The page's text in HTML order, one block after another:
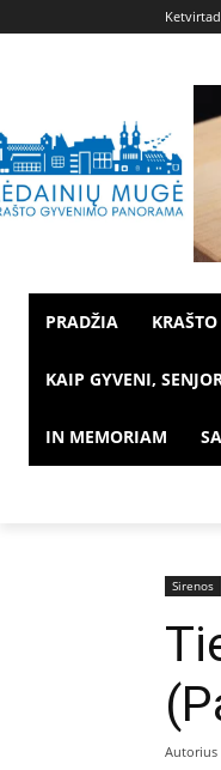
PRADŽIA
KAIP GYVENI,
IN MEMORIAM
Sirenos
Autorius